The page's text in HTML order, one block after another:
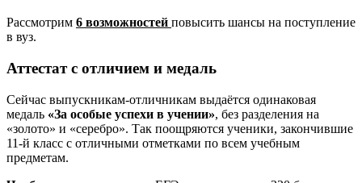
Рассмотрим 6 возможностей повысить шансы на поступление
в вуз.
Аттестат с отличием и медаль
Сейчас выпускникам-отличникам выдаётся одинаковая
медаль «За особые успехи в учении», без разделения на
«золото» и «серебро». Так поощряются ученики, закончившие
11-й класс с отличными отметками по всем учебным
предметам.